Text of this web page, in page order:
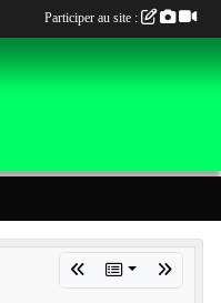
Participer au site :